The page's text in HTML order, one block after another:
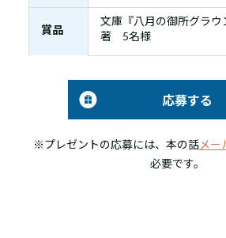
賞品
文庫『八月の御所グラウ
著 5名様
応募する
※プレゼントの応募には、本の話メー
必要です。